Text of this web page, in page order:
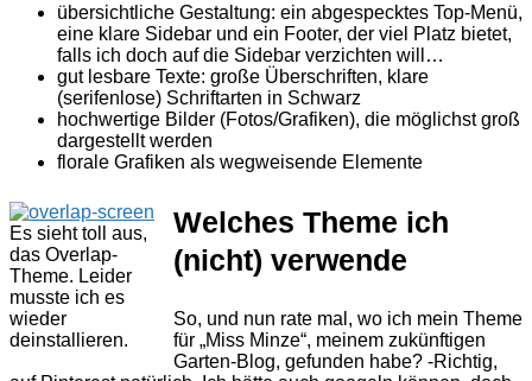
übersichtliche Gestaltung: ein abgespecktes Top-Menü,
eine klare Sidebar und ein Footer, der viel Platz bietet,
falls ich doch auf die Sidebar verzichten will…
gut lesbare Texte: große Überschriften, klare
(serifenlose) Schriftarten in Schwarz
hochwertige Bilder (Fotos/Grafiken), die möglichst groß
dargestellt werden
florale Grafiken als wegweisende Elemente
Es sieht toll aus,
das Overlap-
Theme. Leider
musste ich es
wieder
deinstallieren.
Welches Theme ich
(nicht) verwende
So, und nun rate mal, wo ich mein Theme
für „Miss Minze“, meinem zukünftigen
Garten-Blog, gefunden habe? -Richtig,